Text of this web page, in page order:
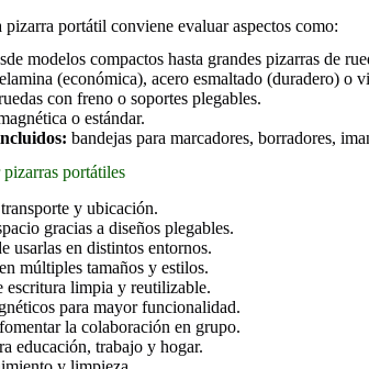
pizarra portátil conviene evaluar aspectos como:
modelos compactos hasta grandes pizarras de
(económica), acero esmaltado (duradero) o
con freno o soportes plegables.
o estándar.
bandejas para marcadores, borradores,
pizarras portátiles
y ubicación.
gracias a diseños plegables.
usarlas en distintos entornos.
múltiples tamaños y estilos.
escritura limpia y reutilizable.
para mayor funcionalidad.
la colaboración en grupo.
educación, trabajo y hogar.